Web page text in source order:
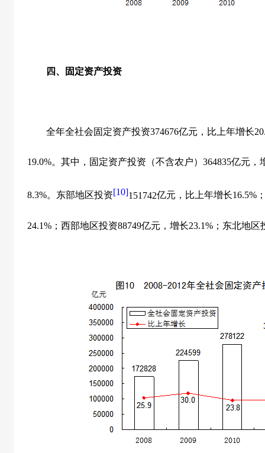
四、固定资产投资
全年全社会固定资产投资374676亿元，比上年增长
19.0%。其中，固定资产投资（不含农户） 364835亿元，
8.3%。东部地区投资[10]151742亿元，比上年增长16.5%
24.1% ；西部地区投资88749亿元，增长23.1% ；东北地区